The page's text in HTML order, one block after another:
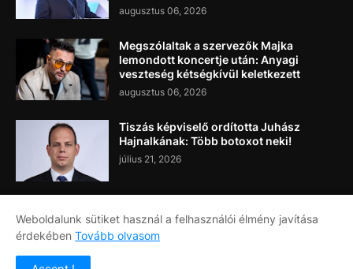
augusztus 06, 2026
Megszólaltak a szervezők Majka
lemondott koncertje után: Anyagi
veszteség kétségkívül keletkezett
augusztus 06, 2026
Tiszás képviselő ordította Juhász
Hajnalkának: Több botoxot neki!
július 21, 2026
Címlap Rólunk
Weboldalunk sütiket használ a felhasználói élmény javítása
érdekében Tovább olvasom